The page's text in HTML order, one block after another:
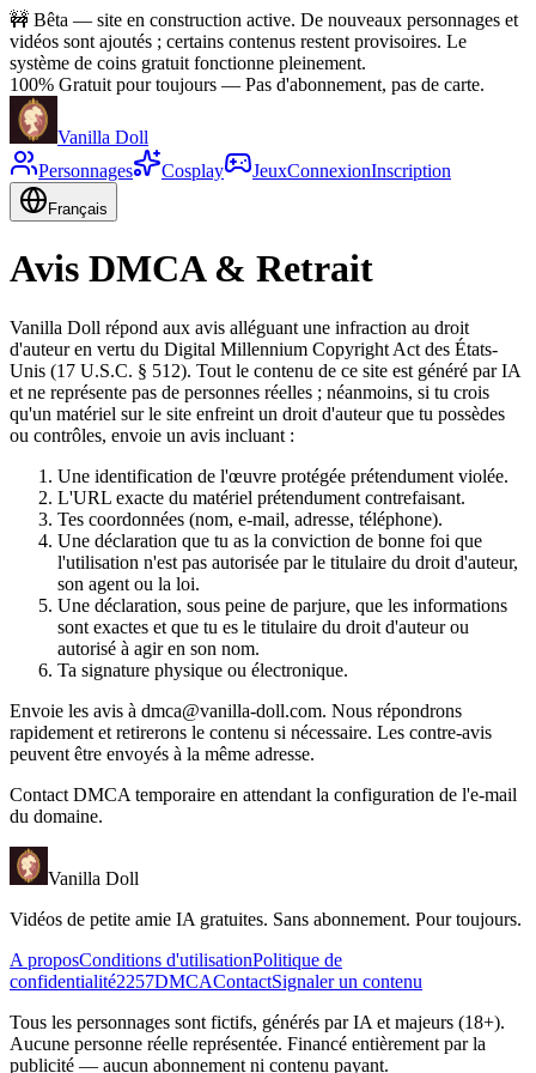
🚧 Bêta — site en construction active. De nouveaux personnages et
vidéos sont ajoutés ; certains contenus restent provisoires. Le
système de coins gratuit fonctionne pleinement.
100% Gratuit pour toujours — Pas d'abonnement, pas de carte.
Vanilla Doll
Personnages
Cosplay JeuxConnexionInscription
Français
Avis DMCA & Retrait
Vanilla Doll répond aux avis alléguant une infraction au droit
d'auteur en vertu du Digital Millennium Copyright Act des États-
Unis (17 U.S.C. § 512). Tout le contenu de ce site est généré par IA
et ne représente pas de personnes réelles ; néanmoins, si tu crois
qu'un matériel sur le site enfreint un droit d'auteur que tu possèdes
ou contrôles, envoie un avis incluant :
Une identification de l'œuvre protégée prétendument violée.
L'URL exacte du matériel prétendument contrefaisant.
Tes coordonnées (nom, e-mail, adresse, téléphone).
Une déclaration que tu as la conviction de bonne foi que
l'utilisation n'est pas autorisée par le titulaire du droit d'auteur,
son agent ou la loi.
Une déclaration, sous peine de parjure, que les informations
sont exactes et que tu es le titulaire du droit d'auteur ou
autorisé à agir en son nom.
Ta signature physique ou électronique.
Envoie les avis à dmca@vanilla-doll.com. Nous répondrons
rapidement et retirerons le contenu si nécessaire. Les contre-avis
peuvent être envoyés à la même adresse.
Contact DMCA temporaire en attendant la configuration de l'e-mail
du domaine.
Vanilla Doll
Vidéos de petite amie IA gratuites. Sans abonnement. Pour toujours.
A proposConditions d'utilisationPolitique de
confidentialité2257DMCAContactSignaler un contenu
Tous les personnages sont fictifs, générés par IA et majeurs (18+).
Aucune personne réelle représentée. Financé entièrement par la
publicité — aucun abonnement ni contenu payant.